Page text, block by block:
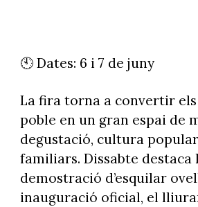
🕙 Dates: 6 i 7 de juny
La fira torna a convertir
poble en un gran espai de
degustació, cultura
familiars. Dissabte destaca
demostració d’esquilar
inauguració oficial, el